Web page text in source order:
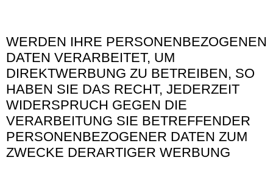
WERDEN IHRE PERSONENBEZOGENEN
DATEN VERARBEITET, UM
DIREKTWERBUNG ZU BETREIBEN, SO
HABEN SIE DAS RECHT, JEDERZEIT
WIDERSPRUCH GEGEN DIE
VERARBEITUNG SIE BETREFFENDER
PERSONENBEZOGENER DATEN ZUM
ZWECKE DERARTIGER WERBUNG